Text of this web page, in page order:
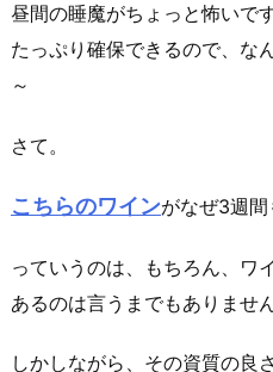
昼間の睡魔がちょっと怖いで
たっぷり確保できるので、な
～
さて。
こちらのワインがなぜ3週間
っていうのは、もちろん、ワ
あるのは言うまでもありません
しかしながら、その資質の良